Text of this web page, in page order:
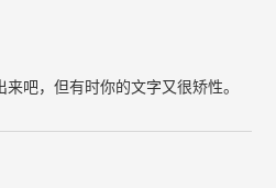
吧，但有时你的文字又很矫性。